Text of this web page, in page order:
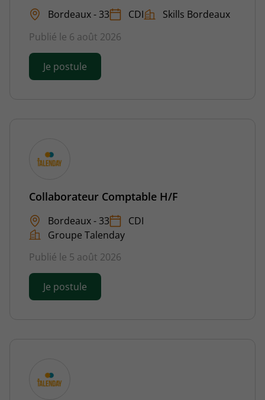
Bordeaux - 33 CDI
Skills Bordeaux
Publié le 6 août 2026
Je postule
Collaborateur Comptable H/F
Bordeaux - 33
CDI
Groupe Talenday
Publié le 5 août 2026
Je postule